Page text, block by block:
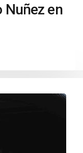
Nuñez en